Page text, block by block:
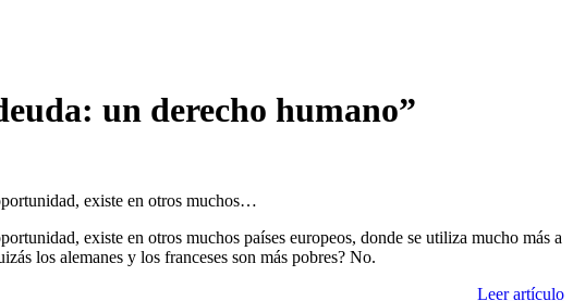
un derecho humano”
existe en otros muchos…
existe en otros muchos países europeos, donde se utiliza mucho más a
los alemanes y los franceses son más pobres? No.
Leer artículo